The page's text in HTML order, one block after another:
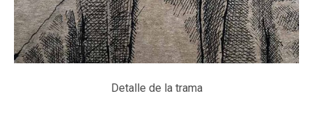
Detalle de la trama